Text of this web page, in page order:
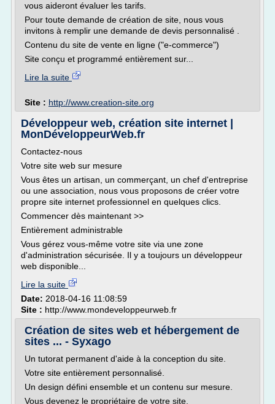
vous aideront évaluer les tarifs.
Pour toute demande de création de site, nous vous
invitons à remplir une demande de devis personnalisé .
Contenu du site de vente en ligne ("e-commerce")
Site conçu et programmé entièrement sur...
Lire la suite
Site : http://www.creation-site.org
Développeur web, création site internet |
MonDéveloppeurWeb.fr
Contactez-nous
Votre site web sur mesure
Vous êtes un artisan, un commerçant, un chef d'entreprise
ou une association, nous vous proposons de créer votre
propre site internet professionnel en quelques clics.
Commencer dès maintenant >>
Entièrement administrable
Vous gérez vous-même votre site via une zone
d'administration sécurisée. Il y a toujours un développeur
web disponible...
Lire la suite
Date: 2018-04-16 11:08:59
Site : http://www.mondeveloppeurweb.fr
Création de sites web et hébergement de
sites ... - Syxago
Un tutorat permanent d'aide à la conception du site.
Votre site entièrement personnalisé.
Un design défini ensemble et un contenu sur mesure.
Vous devenez le propriétaire de votre site.